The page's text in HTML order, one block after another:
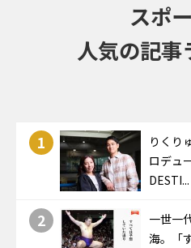
スポ
人気の記事
1
りくり
ロデュ
DESTI...
2
一世一
海。「